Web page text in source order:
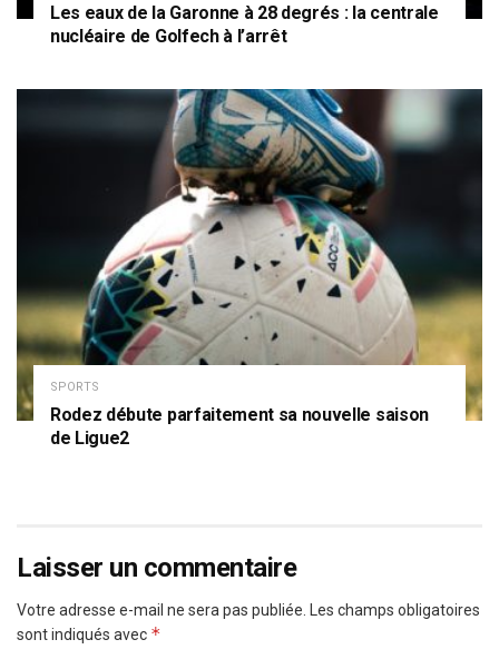
Les eaux de la Garonne à 28 degrés : la centrale
nucléaire de Golfech à l’arrêt
SPORTS
Rodez débute parfaitement sa nouvelle saison
de Ligue2
Laisser un commentaire
Votre adresse e-mail ne sera pas publiée. Les champs obligatoires
sont indiqués avec *